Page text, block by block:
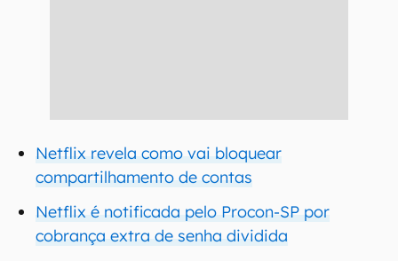
Netflix revela como vai bloquear
compartilhamento de contas
Netflix é notificada pelo Procon-SP por
cobrança extra de senha dividida